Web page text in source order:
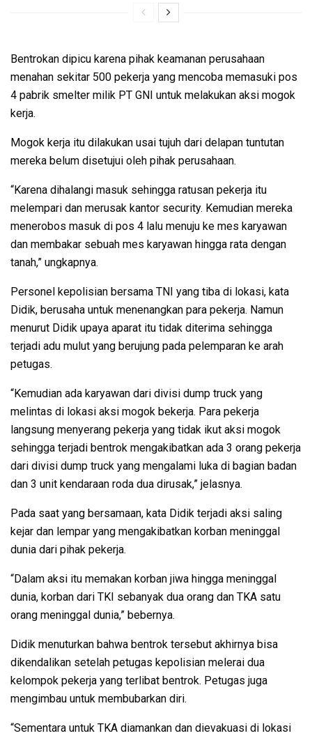
Bentrokan dipicu karena pihak keamanan perusahaan
menahan sekitar 500 pekerja yang mencoba memasuki pos
4 pabrik smelter milik PT GNI untuk melakukan aksi mogok
kerja.
Mogok kerja itu dilakukan usai tujuh dari delapan tuntutan
mereka belum disetujui oleh pihak perusahaan.
“Karena dihalangi masuk sehingga ratusan pekerja itu
melempari dan merusak kantor security. Kemudian mereka
menerobos masuk di pos 4 lalu menuju ke mes karyawan
dan membakar sebuah mes karyawan hingga rata dengan
tanah,” ungkapnya.
Personel kepolisian bersama TNI yang tiba di lokasi, kata
Didik, berusaha untuk menenangkan para pekerja. Namun
menurut Didik upaya aparat itu tidak diterima sehingga
terjadi adu mulut yang berujung pada pelemparan ke arah
petugas.
“Kemudian ada karyawan dari divisi dump truck yang
melintas di lokasi aksi mogok bekerja. Para pekerja
langsung menyerang pekerja yang tidak ikut aksi mogok
sehingga terjadi bentrok mengakibatkan ada 3 orang pekerja
dari divisi dump truck yang mengalami luka di bagian badan
dan 3 unit kendaraan roda dua dirusak,” jelasnya.
Pada saat yang bersamaan, kata Didik terjadi aksi saling
kejar dan lempar yang mengakibatkan korban meninggal
dunia dari pihak pekerja.
“Dalam aksi itu memakan korban jiwa hingga meninggal
dunia, korban dari TKI sebanyak dua orang dan TKA satu
orang meninggal dunia,” bebernya.
Didik menuturkan bahwa bentrok tersebut akhirnya bisa
dikendalikan setelah petugas kepolisian melerai dua
kelompok pekerja yang terlibat bentrok. Petugas juga
mengimbau untuk membubarkan diri.
“Sementara untuk TKA diamankan dan dievakuasi di lokasi